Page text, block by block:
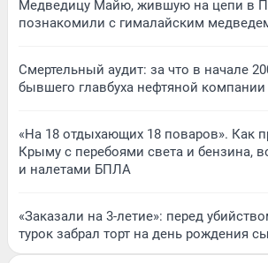
Медведицу Майю, жившую на цепи в
познакомили с гималайским
Смертельный аудит: за что в начале
бывшего главбуха нефтяной
«На 18 отдыхающих 18 поваров». Как
Крыму с перебоями света и бензина,
и налетами БПЛА
«Заказали на 3-летие»: перед
турок забрал торт на день рождения